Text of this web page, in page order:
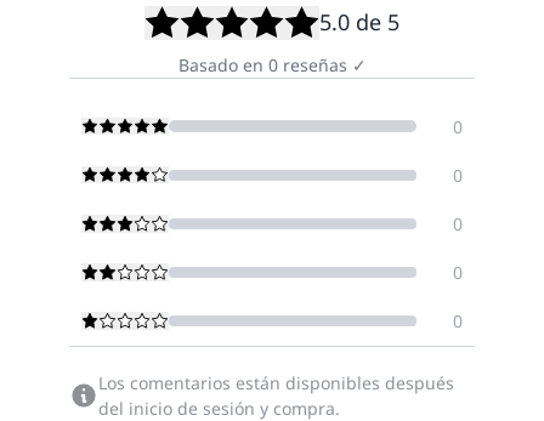
5.0 de 5
Basado en 0 reseñas ✓
0
0
0
0
0
Los comentarios están disponibles después
del inicio de sesión y compra.